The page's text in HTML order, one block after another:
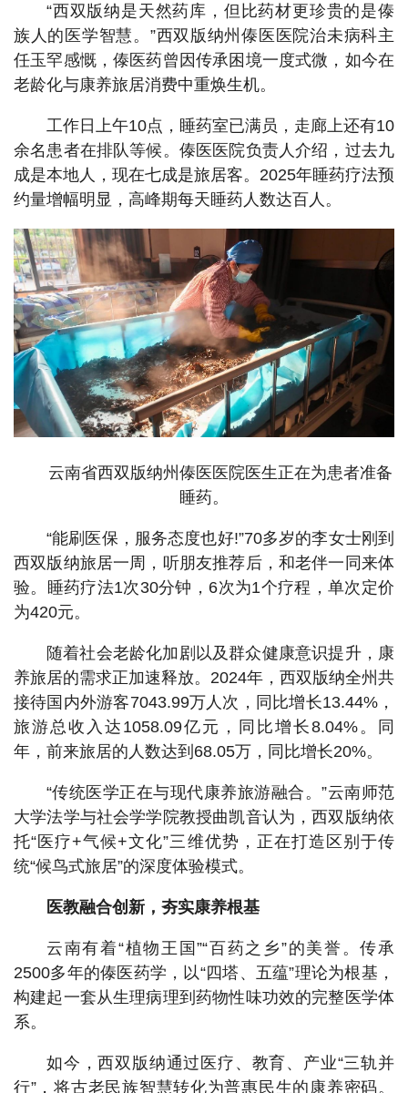
“西双版纳是天然药库，但比药材更珍贵的是傣
族人的医学智慧。”西双版纳州傣医医院治未病科主
任玉罕感慨，傣医药曾因传承困境一度式微，如今在
老龄化与康养旅居消费中重焕生机。
工作日上午10点，睡药室已满员，走廊上还有10
余名患者在排队等候。傣医医院负责人介绍，过去九
成是本地人，现在七成是旅居客。2025年睡药疗法预
约量增幅明显，高峰期每天睡药人数达百人。
云南省西双版纳州傣医医院医生正在为患者准备
睡药。
“能刷医保，服务态度也好!”70多岁的李女士刚到
西双版纳旅居一周，听朋友推荐后，和老伴一同来体
验。睡药疗法1次30分钟，6次为1个疗程，单次定价
为420元。
随着社会老龄化加剧以及群众健康意识提升，康
养旅居的需求正加速释放。2024年，西双版纳全州共
接待国内外游客7043.99万人次，同比增长13.44%，
旅游总收入达1058.09亿元，同比增长8.04%。同
年，前来旅居的人数达到68.05万，同比增长20%。
“传统医学正在与现代康养旅游融合。”云南师范
大学法学与社会学学院教授曲凯音认为，西双版纳依
托“医疗+气候+文化”三维优势，正在打造区别于传
统“候鸟式旅居”的深度体验模式。
医教融合创新，夯实康养根基
云南有着“植物王国”“百药之乡”的美誉。传承
2500多年的傣医药学，以“四塔、五蕴”理论为根基，
构建起一套从生理病理到药物性味功效的完整医学体
系。
如今，西双版纳通过医疗、教育、产业“三轨并
行”，将古老民族智慧转化为普惠民生的康养密码。